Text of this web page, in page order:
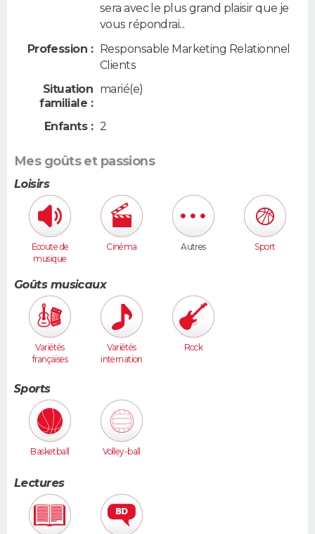
sera avec le plus grand plaisir que je
vous répondrai...
Profession : Responsable Marketing Relationnel
Clients
Situation
familiale :
marié(e)
Enfants : 2
Mes goûts et passions
Loisirs
Ecoute de
musique
Cinéma Autres Sport
Goûts musicaux
Variétés
françaises
Variétés
internation
Rock
Sports
Basketball Volley-ball
Lectures